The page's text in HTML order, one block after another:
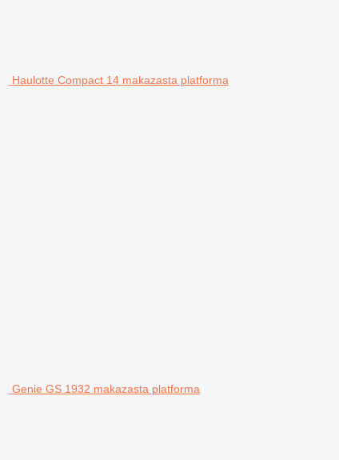
Haulotte Compact 14 makazasta platforma
Genie GS 1932 makazasta platforma